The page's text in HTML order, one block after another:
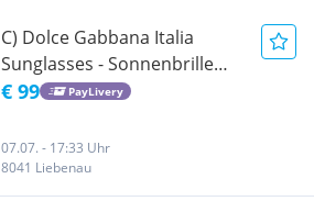
C) Dolce Gabbana Italia
Sunglasses - Sonnenbrille
ORIGINAL Dolce Gabbana
€ 99 PayLivery
07.07. - 17:33 Uhr
8041 Liebenau